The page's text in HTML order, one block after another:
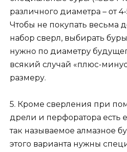
различного диаметра – от
Чтобы не покупать весьма
набор сверл, выбирать
нужно по диаметру
всякий случай «плюс-
размеру.
5. Кроме сверления при
дрели и перфоратора есть
так называемое алмазное
этого варианта нужны